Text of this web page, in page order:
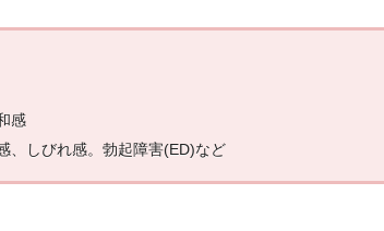
感
、しびれ感。勃起障害(ED)など